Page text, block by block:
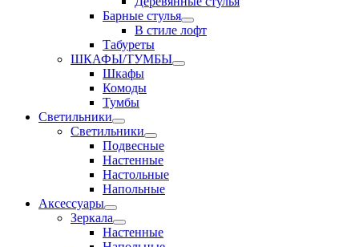
Барные стулья
В стиле лофт
Табуреты
ШКАФЫ/ТУМБЫ
Шкафы
Комоды
Тумбы
Светильники
Светильники
Подвесные
Настенные
Настольные
Напольные
Аксессуары
Зеркала
Настенные